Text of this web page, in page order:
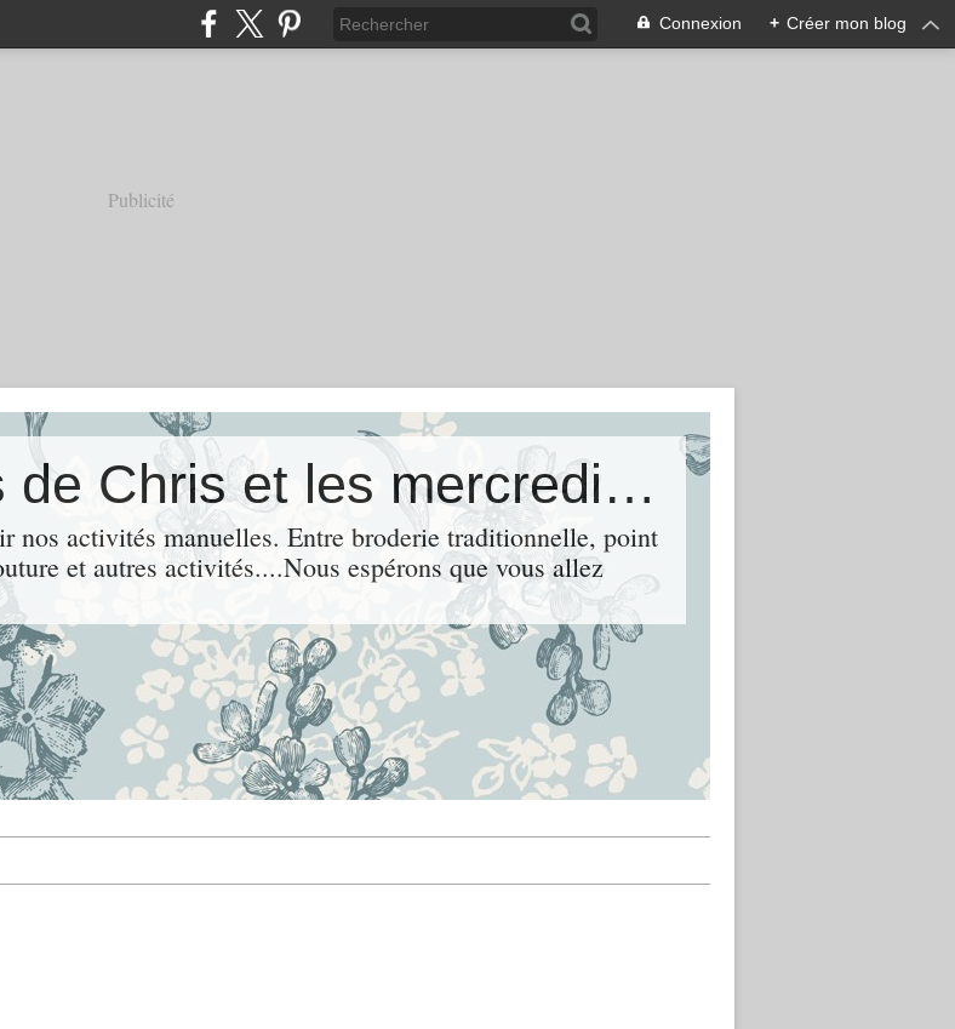
Connexion + Créer mon blog
Publicité
Les après-midis de Chris et les mercredis de Toutous21
nos activités manuelles. Entre broderie traditionnelle, point
et autres activités....Nous espérons que vous allez